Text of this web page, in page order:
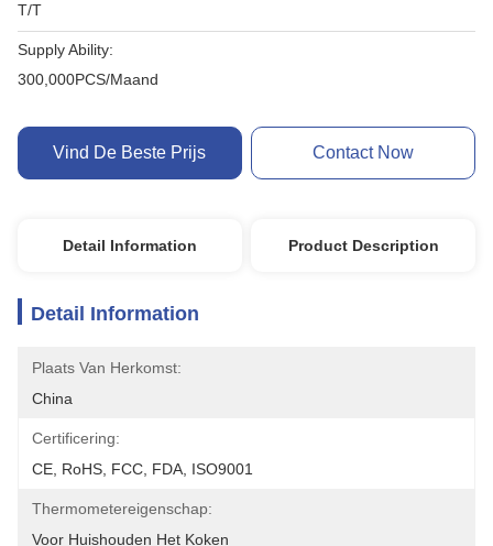
T/T
Supply Ability:
300,000PCS/Maand
Vind De Beste Prijs Contact Now
Detail Information Product Description
Detail Information
Plaats Van Herkomst:
China
Certificering:
CE, RoHS, FCC, FDA, ISO9001
Thermometereigenschap:
Voor Huishouden Het Koken